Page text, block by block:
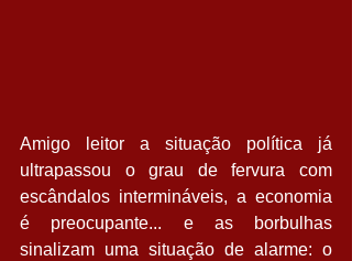
Amigo leitor a situação política já
ultrapassou o grau de fervura com
escândalos intermináveis, a economia
é preocupante... e as borbulhas
sinalizam uma situação de alarme: o